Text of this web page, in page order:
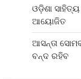
ଓଡ଼ିଶା
ଆୟୋଜିତ
ଆସନ୍ତା
ବନ୍ଦ ରହିବ